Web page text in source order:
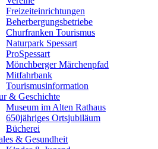
Freizeiteinrichtungen
Beherbergungsbetriebe
Churfranken Tourismus
Naturpark Spessart
ProSpessart
Mönchberger Märchenpfad
Mitfahrbank
Tourismusinformation
& Geschichte
Museum im Alten Rathaus
650jähriges Ortsjubiläum
Bücherei
& Gesundheit